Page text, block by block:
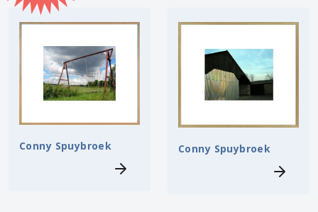
Kunstenaar
Formaat
Orientatie
Kleur
Conny Spuybroek Conny Spuybroek